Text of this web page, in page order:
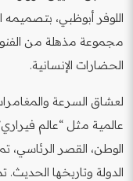
اللوفر أبوظبي،
مجموعة مذهلة من
الحضارات الإنسانية.
لعشاق السرعة
عالمية مثل “عالم
الوطن، القصر الرئاسي،
الدولة وتاريخها الحديث.